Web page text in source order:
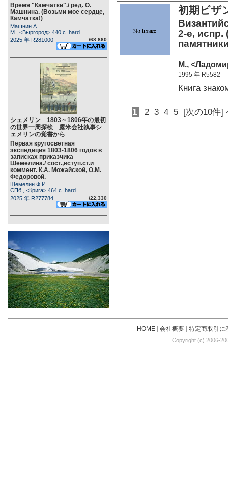
Время "Камчатки"./ ред. О.
Машнина. (Возьми мое сердце,
Камчатка!)
Машнин А.
М., <Выргород> 440 c. hard
2025 年 R281000
\68,860
シェメリン 1803～1806年の最初
の世界一周探検 露米会社執事シ
ェメリンの覚書から
Первая кругосветная
экспедиция 1803-1806 годов в
записках приказчика
Шемелина./ сост.,вступ.ст.и
коммент. К.А. Можайской, О.М.
Федоровой.
Шемелин Ф.И.
СПб., <Крига> 464 c. hard
2025 年 R277784
\22,330
初期ビザ
2-е, испр.
М.,
1995 年 R5582
Книга
1 2 3 4 5 [次の10件]
HOME| 会社概要| 特定商取引に
Copyright (c) 2006-